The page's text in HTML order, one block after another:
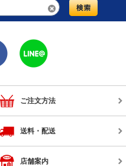
ご注文方法
送料・配送
店舗案内